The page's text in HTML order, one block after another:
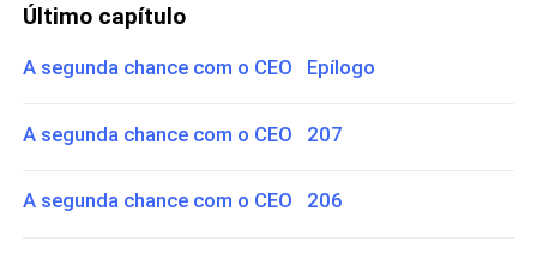
Último capítulo
A segunda chance com o CEO Epílogo
A segunda chance com o CEO 207
A segunda chance com o CEO 206